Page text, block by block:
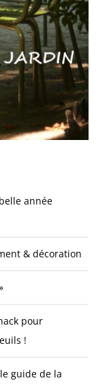
année
& décoration
pour
!
guide de la